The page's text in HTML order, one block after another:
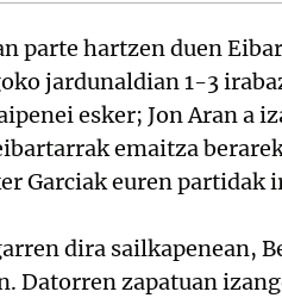
parte hartzen duen
jardunaldian 1-3
esker; Jon Aran a
emaitza
Garciak euren
dira sailkapenean,
zapatuan